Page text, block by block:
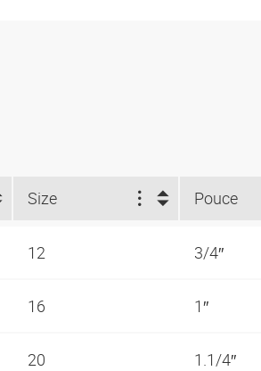
Size Pouce
12 3/4″
16 1″
20 1.1/4″